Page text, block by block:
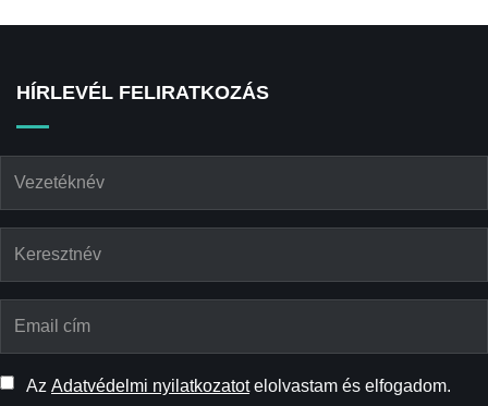
HÍRLEVÉL FELIRATKOZÁS
Az Adatvédelmi nyilatkozatotelolvastam és elfogadom.